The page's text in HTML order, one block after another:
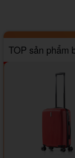
TOP sản phẩm